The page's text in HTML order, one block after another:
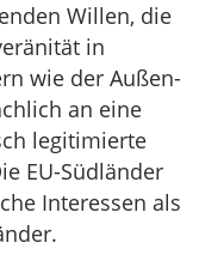
Willen, die
in
wie der Außen-
an eine
legitimierte
EU-Südländer
Interessen als